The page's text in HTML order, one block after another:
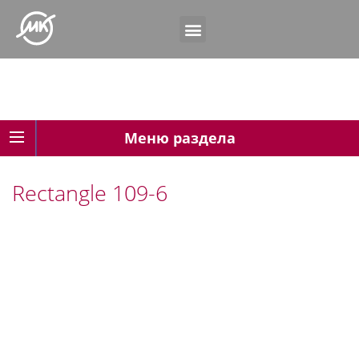
Меню раздела
Rectangle 109-6